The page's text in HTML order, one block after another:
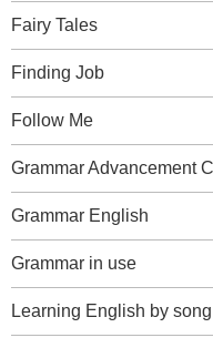
Fairy Tales
Finding Job
Follow Me
Grammar Advancement
Grammar English
Grammar in use
Learning English by song